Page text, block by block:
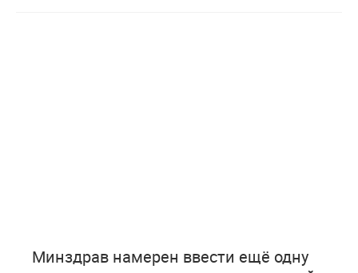
Минздрав намерен ввести ещё одну